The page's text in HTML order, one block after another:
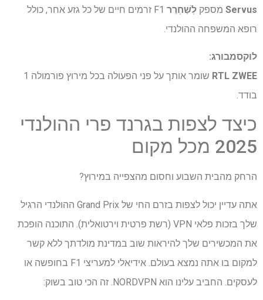
Servus מספק לְשַׁחְרֵר
F1 זרמים חיים של כל גזע אחר, כולל
רופא המשפחה ההולנדי.
לוקסמבורג:
RTL ZWEE
שומר אותך על פני הפעולה בכל מירוץ פורמולה 1
בודד.
כיצד לצפות בגרנד פרי ההולנדי
2025 מכל מקום
הרחק מהבית השבוע וחסום מהצפייה במירוץ?
אתה עדיין יכול לצפות בזרם החי של Grand Prix ההולנדי הרגיל
שלך בזכות פלאי VPN (רשת פרטית וירטואלית). התוכנה הופכת
את המכשירים שלך להיראות שוב במדינת מולדתך ללא קשר
למקום בו אתה נמצא בעולם. אידיאלי למעריצי F1 בחופשה או
לעסקים. החביב עלינו הוא NORDVPN. זה הכי טוב בשוק: